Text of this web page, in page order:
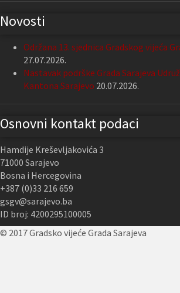
Novosti
Održana 13. sjednica Gradskog vijeća
27.07.2026.
Nastavak podrške Grada Sarajeva
Kantona Sarajevo 20.07.2026.
Osnovni kontakt podaci
Hamdije Kreševljakovića 3
71000 Sarajevo
Bosna i Hercegovina
+387 (0)33 216 659
gsgv@sarajevo.ba
ID broj: 4200295100005
© 2017 Gradsko vijeće Grada Sarajeva